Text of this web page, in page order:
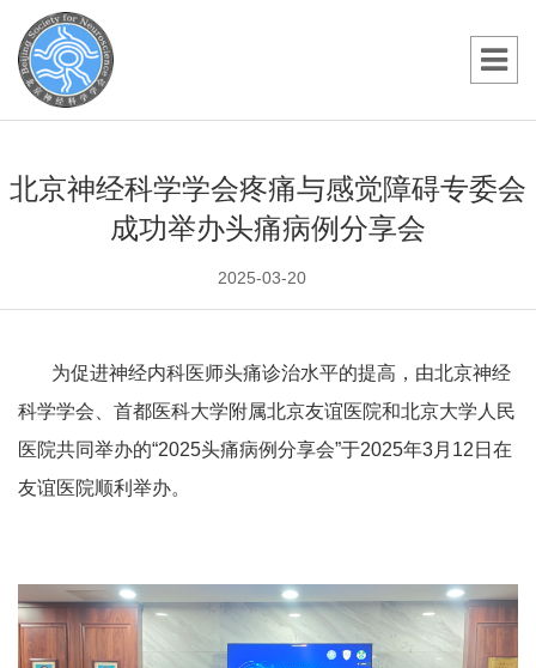
北京神经科学学会疼痛与感觉障碍专委会
成功举办头痛病例分享会
2025-03-20
为促进神经内科医师头痛诊治水平的提高，由北京神经
科学学会、首都医科大学附属北京友谊医院和北京大学人民
医院共同举办的“2025头痛病例分享会”于2025年3月 12 日在
友谊医院顺利举办。